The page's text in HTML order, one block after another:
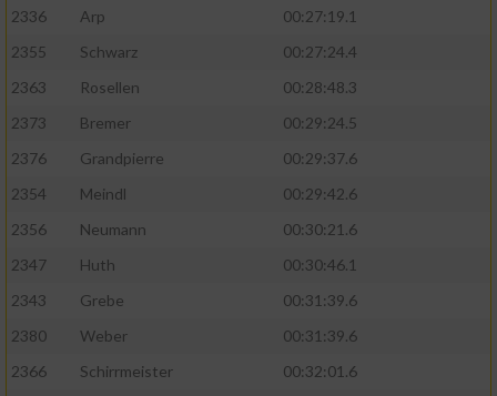
2336
Arp
00:27:19.1
2355
Schwarz
00:27:24.4
2363
Rosellen
00:28:48.3
2373
Bremer
00:29:24.5
2376
Grandpierre
00:29:37.6
2354
Meindl
00:29:42.6
2356
Neumann
00:30:21.6
2347
Huth
00:30:46.1
2343
Grebe
00:31:39.6
2380
Weber
00:31:39.6
2366
Schirrmeister
00:32:01.6